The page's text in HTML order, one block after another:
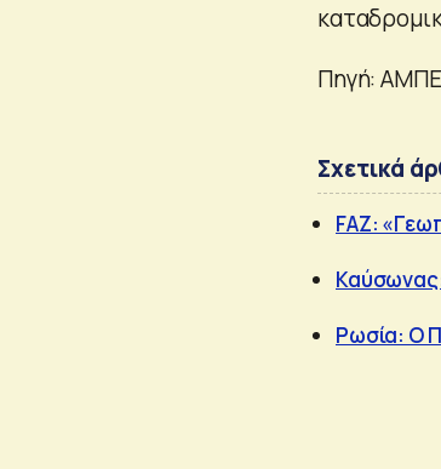
Πηγή:
Σχετικά
FAZ:
Ρωσία: Ο